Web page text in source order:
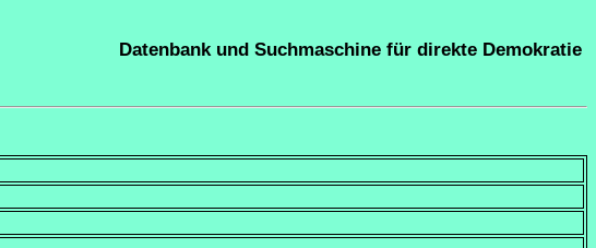
Datenbank und Suchmaschine für direkte Demokratie